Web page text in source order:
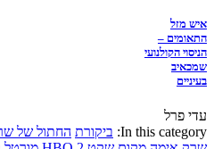
איש מזל
התאומים –
הניסוי הקולנועי
שמכאיב
בעיניים
עדי פרל
In this category: ביקורת החתול של שרק 2: משאלה